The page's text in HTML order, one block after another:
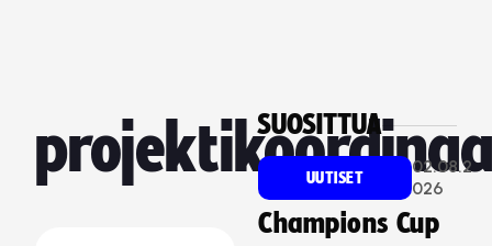
SUOSITTUA
UUTISET
02.08.2
026
Champions Cup